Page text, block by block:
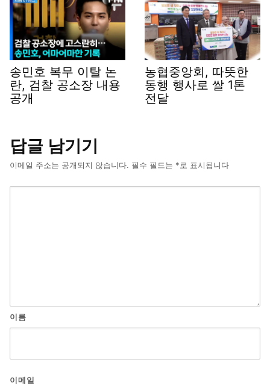
송민호 복무 이탈 논
란, 검찰 공소장 내용
공개
농협중앙회, 따뜻한
동행 행사로 쌀 1톤
전달
답글 남기기
이메일 주소는 공개되지 않습니다. 필수 필드는 *로 표시됩니다
이름
이메일